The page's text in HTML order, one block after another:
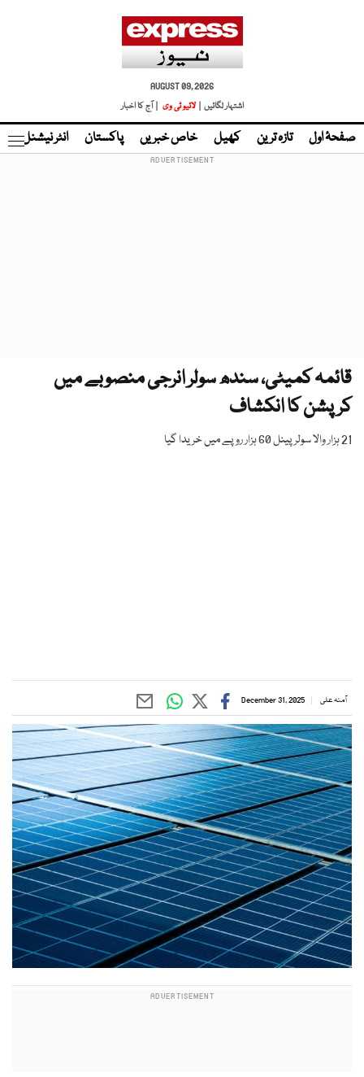
AUGUST 09, 2026
اشتہار لگائیں |
لائیو ٹی وی | آج کا اخبار
صفحۂ اول تازہ ترین کھیل خاص خبریں پاکستان انٹر نیشنل
قائمہ کمیٹی، سندھ سولر انرجی منصوبے میں
کرپشن کا انکشاف
21 ہزار والا سولر پینل 60 ہزار روپے میں خریدا گیا
آمنہ علی December 31, 2025